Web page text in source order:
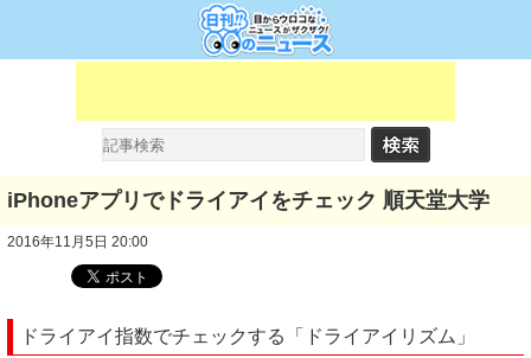
iPhoneアプリでドライアイをチェック 順天堂大学
2016年11月5日 20:00
ドライアイ指数でチェックする「ドライアイリズム」